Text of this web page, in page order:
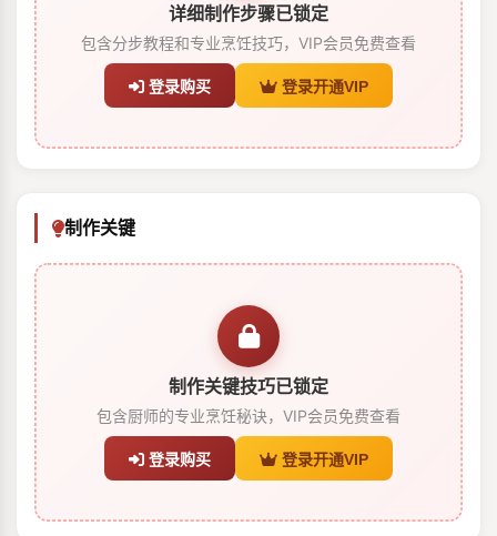
详细制作步骤已锁定
包含分步教程和专业烹饪技巧，VIP会员免费查看
登录购买 登录开通VIP
制作关键
制作关键技巧已锁定
包含厨师的专业烹饪秘诀，VIP会员免费查看
登录购买 登录开通VIP